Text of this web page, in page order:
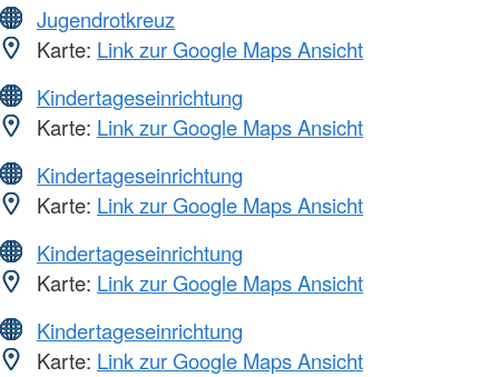
Jugendrotkreuz
Karte: Link zur Google Maps Ansicht
Kindertageseinrichtung
Karte: Link zur Google Maps Ansicht
Kindertageseinrichtung
Karte: Link zur Google Maps Ansicht
Kindertageseinrichtung
Karte: Link zur Google Maps Ansicht
Kindertageseinrichtung
Karte: Link zur Google Maps Ansicht